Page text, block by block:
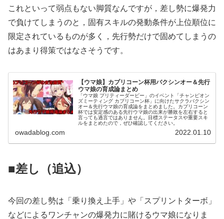
これといって弱点もない脚質なんですが，差し勢に爆発力
で負けてしまうのと，固有スキルの発動条件が上位順位に
限定されているものが多く，先行勢だけで固めてしまうの
はあまり得策ではなさそうです。
【ウマ娘】カプリコーン杯用バクシンオー＆先行
ウマ娘の育成論まとめ
「ウマ娘 プリティーダービー」のイベント「チャンピオン
ズミーティング カプリコーン杯」に向けたサクラバクシン
オー＆先行ウマ娘の育成論をまとめました。カプリコーン
杯では安定感のある先行ウマ娘の出来が勝敗を左右すると
言っても過言ではありません。目標ステータスや重要スキ
ルをまとめたので，ぜひ確認してください。
owadablog.com 2022.01.10
■差し（追込）
今回の差し勢は「乗り換え上手」や「スプリントターボ」
などによるワンチャンの爆発力に賭けるウマ娘になりま